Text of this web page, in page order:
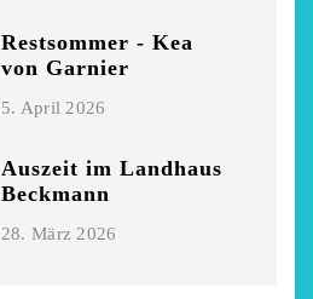
Restsommer - Kea
von Garnier
5. April 2026
Auszeit im Landhaus
Beckmann
28. März 2026